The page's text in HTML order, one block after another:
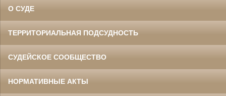
О СУДЕ
ТЕРРИТОРИАЛЬНАЯ ПОДСУДНОСТЬ
СУДЕЙСКОЕ СООБЩЕСТВО
НОРМАТИВНЫЕ АКТЫ